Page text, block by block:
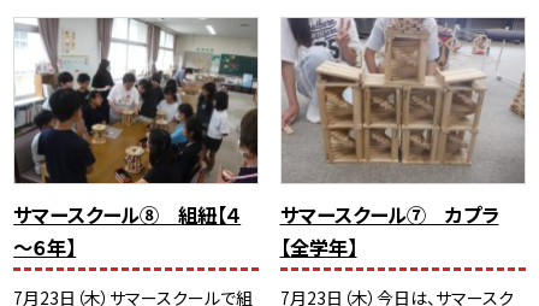
サマースクール⑧ 組紐【４
～６年】
7月23日（木）サマースクールで組
サマースクール⑦ カプラ
【全学年】
7月23日（木）今日は、サマースク